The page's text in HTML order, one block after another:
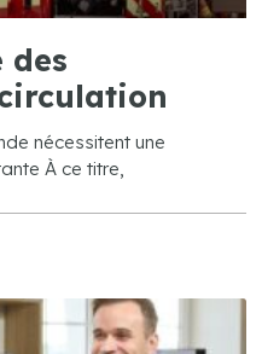
des
nécessitent une
À ce titre,